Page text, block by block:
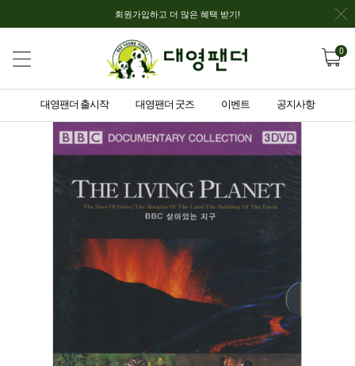
회원가입하고 더 많은 혜택 받기!
0
대영팬더 출시작 대영팬더 굿즈 이벤트 공지사항